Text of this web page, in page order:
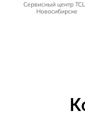
Сервисный центр
Новосибирске